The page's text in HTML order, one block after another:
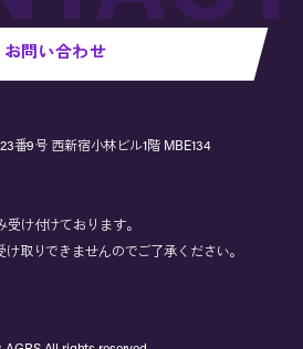
お問い合わせ
番9号 西新宿小林ビル1階 MBE134
け付けております。
取りできませんのでご了承ください。